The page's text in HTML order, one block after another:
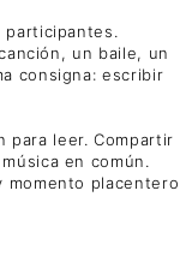
participantes.
un baile, un
consigna: escribir
para leer. Compartir
en común.
momento placentero